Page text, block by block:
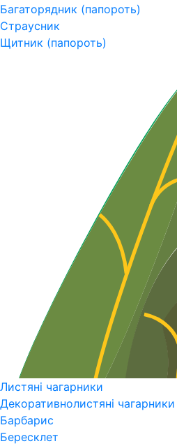
Багаторядник (папороть)
Страусник
Щитник (папороть)
Листяні чагарники
Декоративнолистяні чагарники
Барбарис
Бересклет